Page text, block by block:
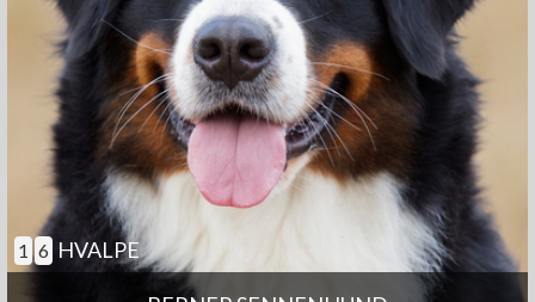
1 6 HVALPE